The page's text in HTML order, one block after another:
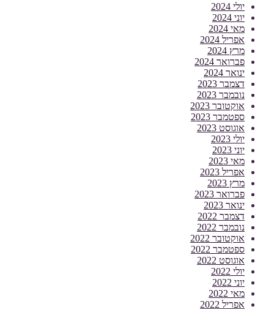
יולי 2024
יוני 2024
מאי 2024
אפריל 2024
מרץ 2024
פברואר 2024
ינואר 2024
דצמבר 2023
נובמבר 2023
אוקטובר 2023
ספטמבר 2023
אוגוסט 2023
יולי 2023
יוני 2023
מאי 2023
אפריל 2023
מרץ 2023
פברואר 2023
ינואר 2023
דצמבר 2022
נובמבר 2022
אוקטובר 2022
ספטמבר 2022
אוגוסט 2022
יולי 2022
יוני 2022
מאי 2022
אפריל 2022